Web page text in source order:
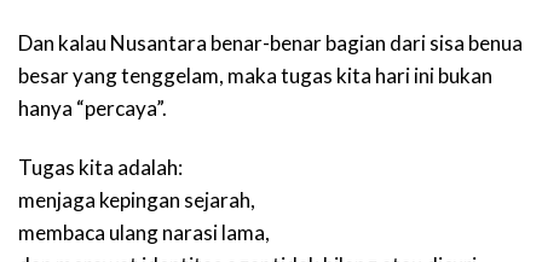
Dan kalau Nusantara benar-benar bagian dari sisa benua
besar yang tenggelam, maka tugas kita hari ini bukan
hanya “percaya”.
Tugas kita adalah:
menjaga kepingan sejarah,
membaca ulang narasi lama,